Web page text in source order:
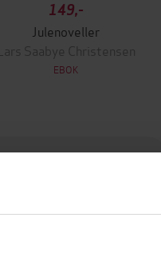
149,-
Julenoveller
Lars Saabye Christensen
EBOK